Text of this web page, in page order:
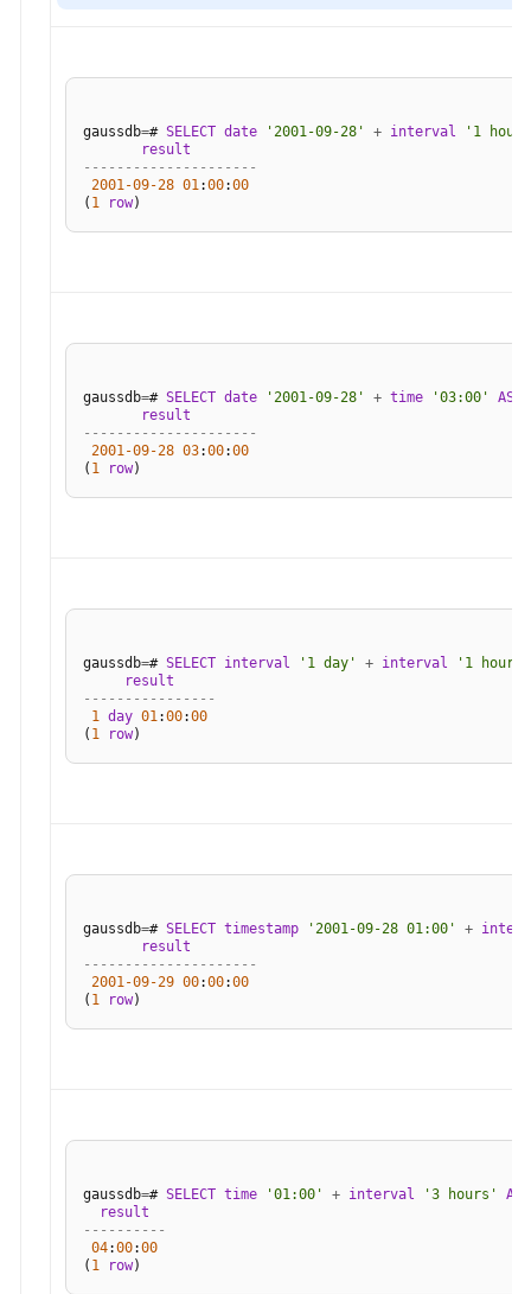
据
安
全
开
发
程
序
指
南
关
键
字
gaussdb=# SELECT date '2001-09-28' + interval
'1 hour'
result
---------------------
2001-09-28 01:00:00
( 1 row
gaussdb=# SELECT date '2001-09-28' + time '03:00' AS
result
---------------------
2001-09-28 03:00:00
( 1 row
gaussdb=# SELECT interval '1 day' + interval
'1 hour'
result
----------------
1 day 01:00:00
( 1 row
gaussdb=# SELECT timestamp '2001-09-28 01:00' +
result
---------------------
2001-09-29 00:00:00
( 1 row
gaussdb=# SELECT time '01:00' + interval '3 hours'
AS
result
----------
04:00:00
( 1 row